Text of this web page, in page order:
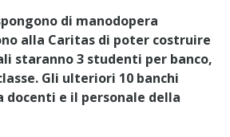
di manodopera
alla Caritas di poter costruire
staranno 3 studenti per banco,
Gli ulteriori 10 banchi
docenti e il personale della